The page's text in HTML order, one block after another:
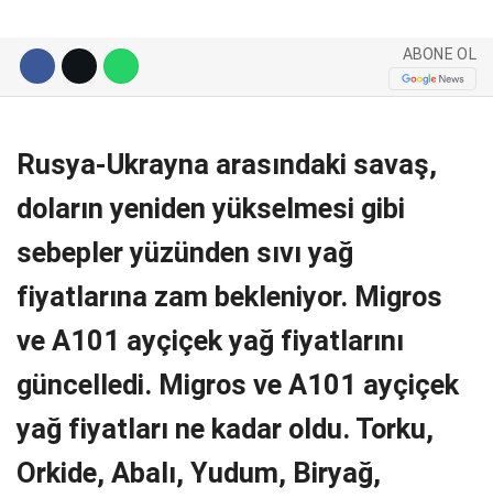
ABONE OL
Rusya-Ukrayna arasındaki savaş,
doların yeniden yükselmesi gibi
sebepler yüzünden sıvı yağ
fiyatlarına zam bekleniyor. Migros
ve A101 ayçiçek yağ fiyatlarını
güncelledi. Migros ve A101 ayçiçek
yağ fiyatları ne kadar oldu. Torku,
Orkide, Abalı, Yudum, Biryağ,